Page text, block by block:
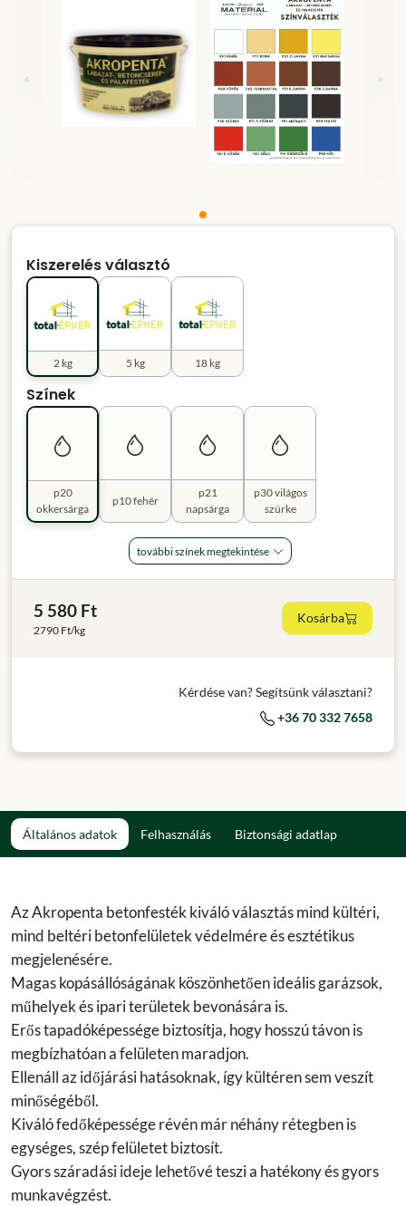
« »
Kiszerelés választó
2 kg 5 kg 18 kg
Színek
p10 fehér
p20
okkersárga
p21
napsárga
p30 világos
szürke
további színek megtekintése
5 580 Ft
2790 Ft/kg
Kosárba
Kérdése van? Segítsünk választani?
+36 70 332 7658
Általános adatok Felhasználás Biztonsági adatlap
Az Akropenta betonfesték kiváló választás mind kültéri,
mind beltéri betonfelületek védelmére és esztétikus
megjelenésére.
Magas kopásállóságának köszönhetően ideális garázsok,
műhelyek és ipari területek bevonására is.
Erős tapadóképessége biztosítja, hogy hosszú távon is
megbízhatóan a felületen maradjon.
Ellenáll az időjárási hatásoknak, így kültéren sem veszít
minőségéből.
Kiváló fedőképessége révén már néhány rétegben is
egységes, szép felületet biztosít.
Gyors száradási ideje lehetővé teszi a hatékony és gyors
munkavégzést.